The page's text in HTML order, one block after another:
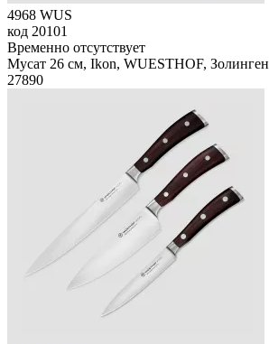
4968 WUS
код 20101
Временно отсутствует
Мусат 26 см, Ikon, WUESTHOF, Золинген
27890